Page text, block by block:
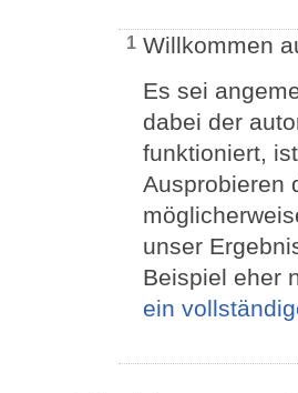
1 Willkommen
Es sei
dabei der
funktioniert,
Ausprobieren
unser
Beispiel eher
ein